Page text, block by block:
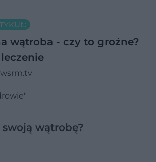
wątroba - czy to groźne?
swoją wątrobę?